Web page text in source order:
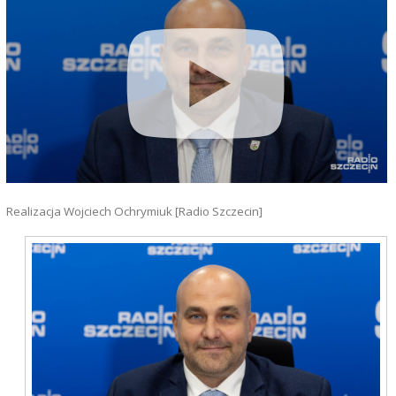
Realizacja Wojciech Ochrymiuk [Radio Szczecin]